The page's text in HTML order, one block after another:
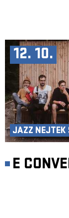
12. 10.
JAZZ NEJTEK
E